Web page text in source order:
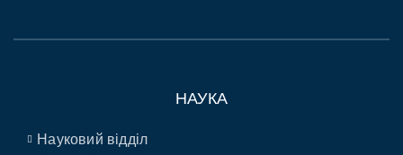
НАУКА
Науковий відділ